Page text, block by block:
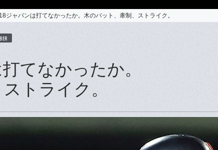
ジャパンは打てなかったか。木のバット、牽制、ストライク。
てなかったか。
トライク。